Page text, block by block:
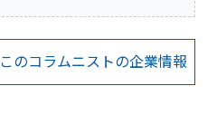
このコラムニストの企業情報